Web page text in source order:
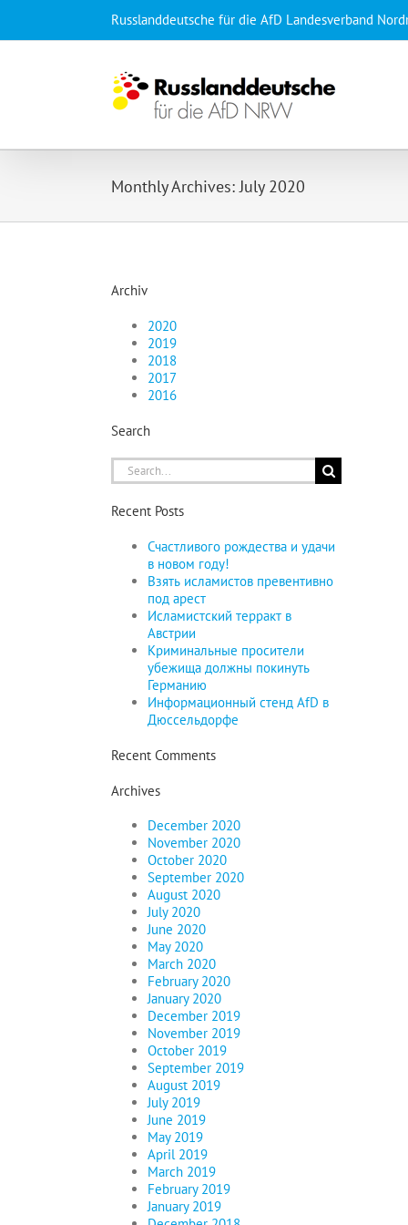
content
Russlanddeutsche für die AfD Landesverband
Monthly Archives: July 2020
Archiv
2020
2019
2018
2017
2016
Search
Search
for:
Recent Posts
Счастливого рождества и удачи
в новом году!
Взять исламистов превентивно
под арест
Исламистский терракт в
Австрии
Криминальные просители
убежища должны покинуть
Германию
Информационный стенд AfD в
Дюссельдорфе
Recent Comments
Archives
December 2020
November 2020
October 2020
September 2020
August 2020
July 2020
June 2020
May 2020
March 2020
February 2020
January 2020
December 2019
November 2019
October 2019
September 2019
August 2019
July 2019
June 2019
May 2019
April 2019
March 2019
February 2019
January 2019